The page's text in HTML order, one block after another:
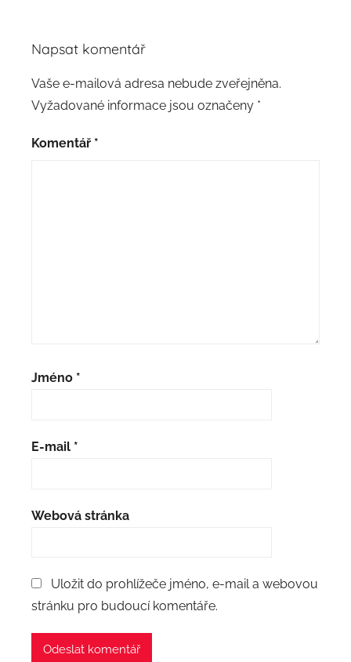
Napsat komentář
Vaše e-mailová adresa nebude zveřejněna.
Vyžadované informace jsou označeny *
Komentář *
Jméno *
E-mail *
Webová stránka
Uložit do prohlížeče jméno, e-mail a webovou
stránku pro budoucí komentáře.